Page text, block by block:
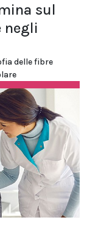
sul
negli
delle fibre